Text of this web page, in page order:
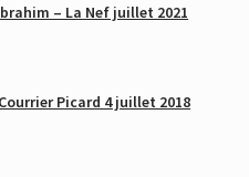
– La Nef juillet 2021
Picard 4 juillet 2018